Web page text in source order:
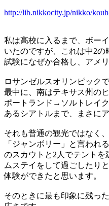
http://lib.nikkocity.jp/nikko/
私は高校に入るまで、ボー
いたのですが、これは中2の
試験になぜか合格し、アメ
ロサンゼルスオリンピック
最中に、南はテキサス州の
ポートランド→ソルトレイ
あるシアトルまで、まさに
それも普通の観光ではなく
「ジャンボリー」と言われ
のスカウトと2人でテントを
ムステイをして過ごしたり
体験ができたと思います。
そのときに最も印象に残っ